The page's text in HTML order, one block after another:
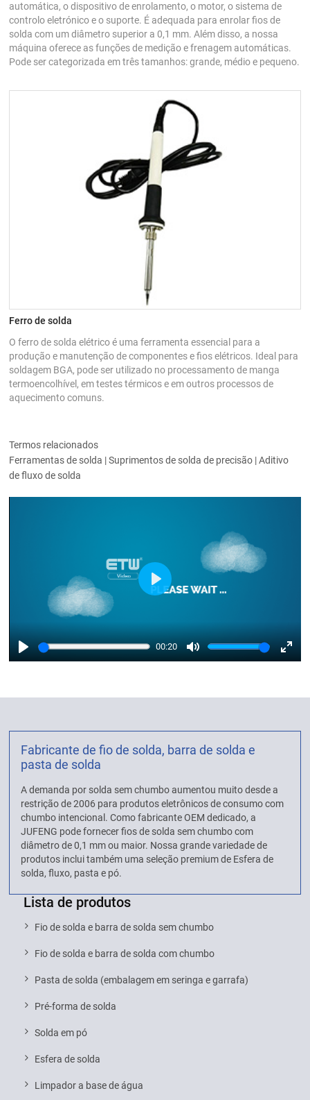
automática, o dispositivo de enrolamento, o motor, o sistema de
controlo eletrónico e o suporte. É adequada para enrolar fios de
solda com um diâmetro superior a 0,1 mm. Além disso, a nossa
máquina oferece as funções de medição e frenagem automáticas.
Pode ser categorizada em três tamanhos: grande, médio e pequeno.
Ferro de solda
O ferro de solda elétrico é uma ferramenta essencial para a
produção e manutenção de componentes e fios elétricos. Ideal para
soldagem BGA, pode ser utilizado no processamento de manga
termoencolhível, em testes térmicos e em outros processos de
aquecimento comuns.
Termos relacionados
Ferramentas de solda | Suprimentos de solda de precisão | Aditivo
de fluxo de solda
Play
00:20
Mute
Enter
Play
Fabricante de fio de solda, barra de solda e
pasta de solda
A demanda por solda sem chumbo aumentou muito desde a
restrição de 2006 para produtos eletrônicos de consumo com
chumbo intencional. Como fabricante OEM dedicado, a
JUFENG pode fornecer fios de solda sem chumbo com
diâmetro de 0,1 mm ou maior. Nossa grande variedade de
produtos inclui também uma seleção premium de Esfera de
solda, fluxo, pasta e pó.
Lista de produtos
Fio de solda e barra de solda sem chumbo
Fio de solda e barra de solda com chumbo
Pasta de solda (embalagem em seringa e garrafa)
Pré-forma de solda
Solda em pó
Esfera de solda
Limpador a base de água